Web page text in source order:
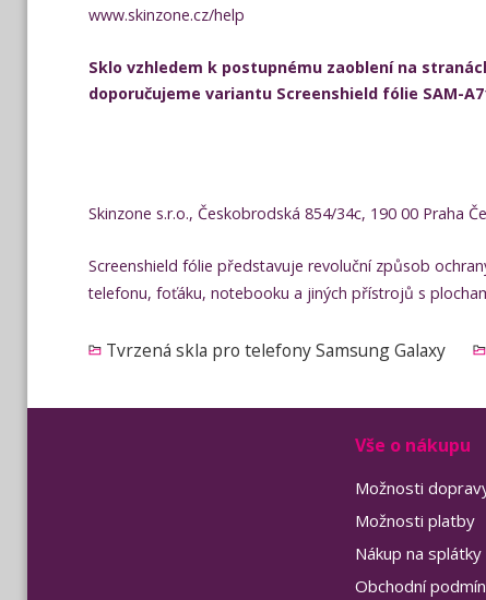
www.skinzone.cz/help
Sklo vzhledem k postupnému zaoblení na
doporučujeme variantu Screenshield fólie SAM-
Skinzone s.r.o., Českobrodská 854/34c, 190 00 Praha
Screenshield fólie představuje revoluční způsob
telefonu, foťáku, notebooku a jiných přístrojů s
Tvrzená skla pro telefony Samsung Galaxy
Vše o nákupu
Možnosti
Možnosti platby
Nákup na splátky
Obchodní